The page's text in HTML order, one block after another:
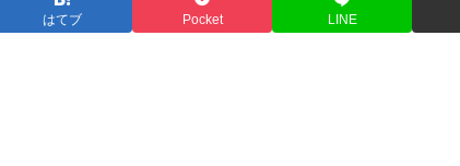
はてブ Pocket LINE